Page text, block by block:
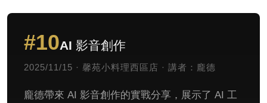
#10AI 影音創作
2025/11/15 · 馨苑小料理西區店 · 講者：龐德
龐德帶來 AI 影音創作的實戰分享，展示了 AI 工